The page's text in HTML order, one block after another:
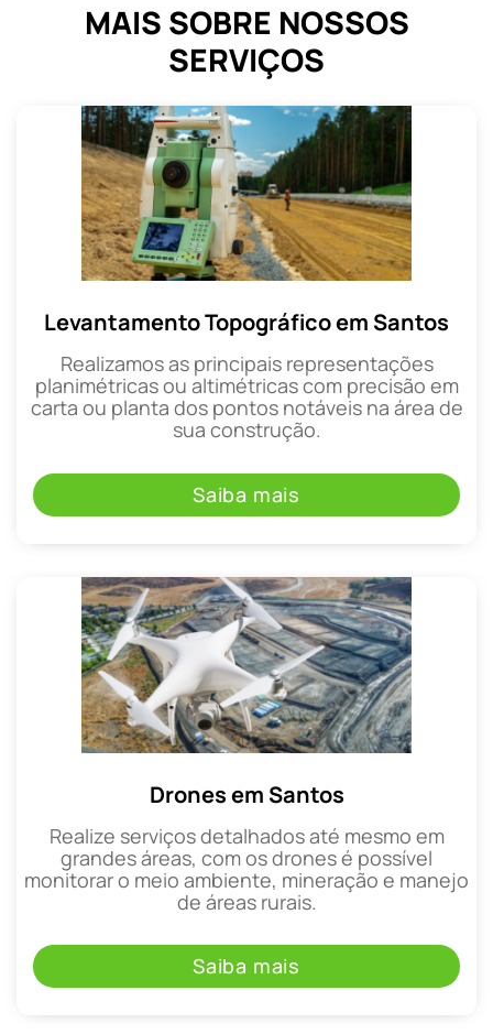
MAIS SOBRE NOSSOS
SERVIÇOS
Levantamento Topográfico em Santos
Realizamos as principais representações
planimétricas ou altimétricas com precisão em
carta ou planta dos pontos notáveis na área de
sua construção.
Saiba mais
Drones em Santos
Realize serviços detalhados até mesmo em
grandes áreas, com os drones é possível
monitorar o meio ambiente, mineração e manejo
de áreas rurais.
Saiba mais